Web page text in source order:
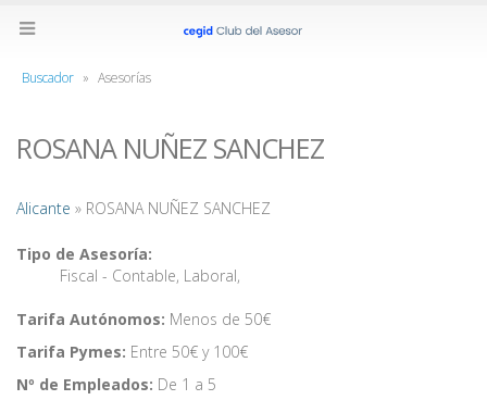
Buscador » Asesorías
ROSANA NUÑEZ SANCHEZ
Alicante » ROSANA NUÑEZ SANCHEZ
Tipo de Asesoría:
Fiscal - Contable, Laboral,
Tarifa Autónomos: Menos de 50€
Tarifa Pymes: Entre 50€ y 100€
Nº de Empleados: De 1 a 5